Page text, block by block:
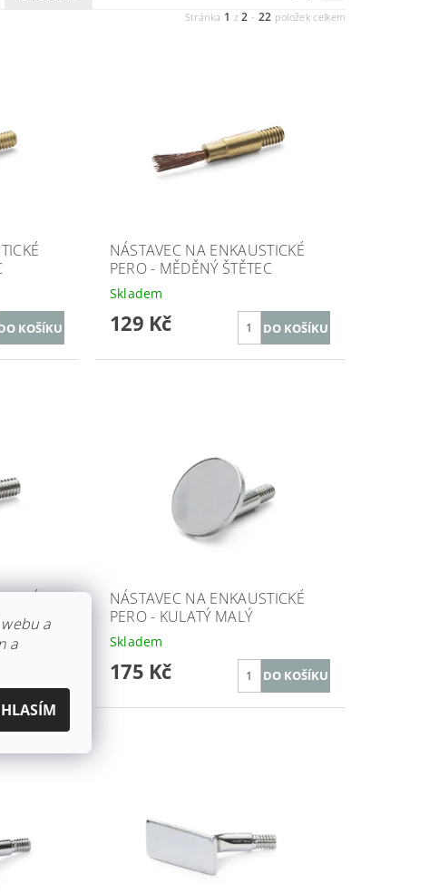
Stránka 1 z2 - 22 položek celkem
NÁSTAVEC NA ENKAUSTICKÉ
PERO - MĚDĚNÝ ŠTĚTEC
Skladem
129 Kč
NÁSTAVEC NA ENKAUSTICKÉ
PERO - KULATÝ MALÝ
Skladem
175 Kč
a
a